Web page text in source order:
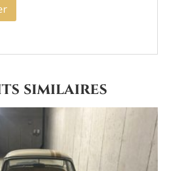
similaires